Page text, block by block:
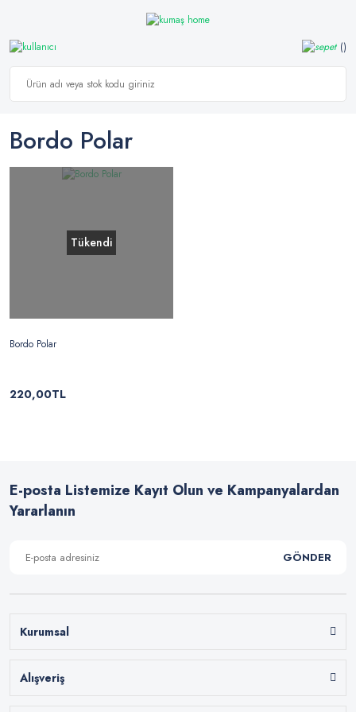
Bordo Polar
Tükendi
Bordo Polar
220,00TL
E-posta Listemize Kayıt Olun ve Kampanyalardan
Yararlanın
GÖNDER
Kurumsal
Alışveriş